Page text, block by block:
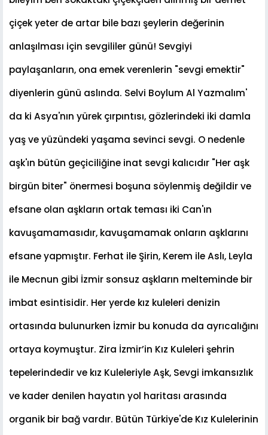
çiçek yeter de artar bile bazı şeylerin değerinin
anlaşılması için sevgililer günü! Sevgiyi
paylaşanların, ona emek verenlerin "sevgi emektir"
diyenlerin günü aslında. Selvi Boylum Al Yazmalım'
da ki Asya'nın yürek çırpıntısı, gözlerindeki iki damla
yaşve yüzündeki yaşama sevinci sevgi. O nedenle
aşk'ın bütün geçiciliğine inat sevgi kalıcıdır "Her aşk
birgün biter" önermesi boşuna söylenmiş değildir ve
efsane olan aşkların ortak teması iki Can'ın
kavuşamamasıdır, kavuşamamak onların aşklarını
efsane yapmıştır. Ferhat ile Şirin, Kerem ile Aslı, Leyla
ile Mecnun gibi İzmir sonsuz aşkların melteminde bir
imbat esintisidir. Her yerde kız kuleleri denizin
ortasında bulunurken İzmir bu konuda da ayrıcalığını
ortaya koymuştur. Zira İzmir’in Kız Kuleleri şehrin
tepelerindedir ve kız Kuleleriyle Aşk, Sevgi imkansızlık
ve kader denilen hayatın yol haritası arasında
organik bir bağvardır. Bütün Türkiye'de Kız Kulelerinin